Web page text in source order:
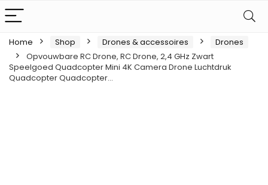
Home Shop Drones & accessoires
Drones
Opvouwbare RC Drone, RC Drone, 2,4 GHz Zwart
Speelgoed Quadcopter Mini 4K Camera Drone Luchtdruk
Quadcopter Quadcopter…